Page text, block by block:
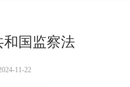
国监察法
11-22